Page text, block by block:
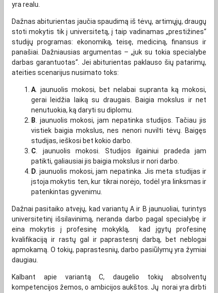
yra realu.
Dažnas abiturientas jaučia spaudimą iš tėvų, artimųjų, draugų
stoti mokytis tik į universitetą, į taip vadinamas „prestižines“
studijų programas: ekonomiką, teisę, mediciną, finansus ir
panašiai. Dažniausias argumentas – „juk su tokia specialybe
darbas garantuotas“. Jei abiturientas paklauso šių patarimų,
ateities scenarijus nusimato toks:
A . jaunuolis mokosi, bet nelabai supranta ką mokosi,
gerai leidžia laiką su draugais. Baigia mokslus ir net
nenutuokia, ką daryti su diplomu.
B . jaunuolis mokosi, jam nepatinka studijos. Tačiau jis
vistiek baigia mokslus, nes nenori nuvilti tėvų. Baigęs
studijas, ieškosi bet kokio darbo.
C . jaunuolis mokosi. Studijos ilgainiui pradeda jam
patikti, galiausiai jis baigia mokslus ir nori darbo.
D . jaunuolis mokosi, jam nepatinka. Jis meta studijas ir
įstoja mokytis ten, kur tikrai norėjo, todėl yra linksmas ir
patenkintas gyvenimu.
Dažnai pasitaiko atvejų, kad variantų A ir B jaunuoliai, turintys
universitetinį išsilavinimą, neranda darbo pagal specialybę ir
eina mokytis į profesinę mokyklą, kad įgytų profesinę
kvalifikaciją ir rastų gal ir paprastesnį darbą, bet neblogai
apmokamą. O tokių, paprastesnių, darbo pasiūlymų yra žymiai
daugiau.
Kalbant apie variantą C, daugelio tokių absolventų
kompetencijos žemos, o ambicijos aukštos. Jų norai yra dirbti